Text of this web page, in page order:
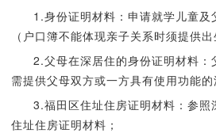
1.身份证明材料：申请就学儿童及
（户口簿不能体现亲子关系时须提供出
2.父母在深居住的身份证明材料：
需提供父母双方或一方具有使用功能的
3.福田区住址住房证明材料：参照
住址住房证明材料；